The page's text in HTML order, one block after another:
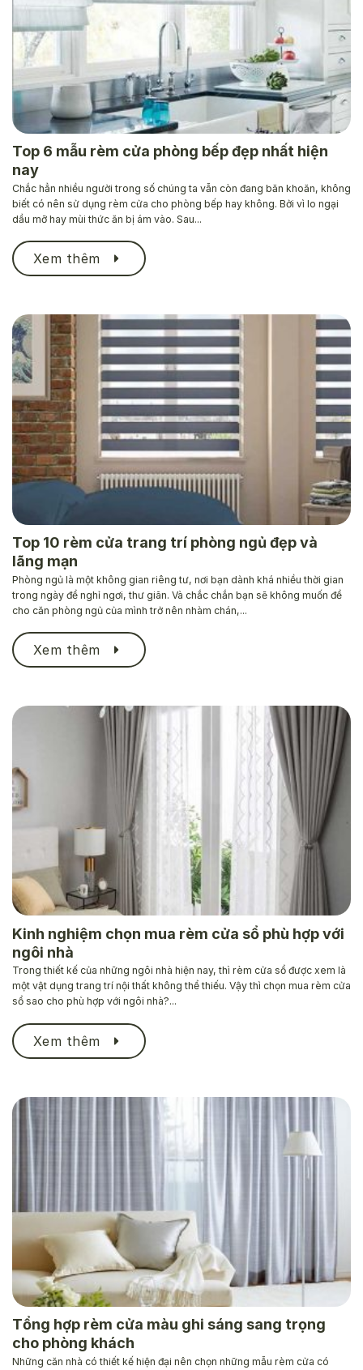
Top 6 mẫu rèm cửa phòng bếp đẹp nhất hiện
nay
Chắc hẳn nhiều người trong số chúng ta vẫn còn đang băn khoăn, không
biết có nên sử dụng rèm cửa cho phòng bếp hay không. Bởi vì lo ngại
dầu mỡ hay mùi thức ăn bị ám vào. Sau...
Xem thêm
Top 10 rèm cửa trang trí phòng ngủ đẹp và
lãng mạn
Phòng ngủ là một không gian riêng tư, nơi bạn dành khá nhiều thời gian
trong ngày để nghỉ ngơi, thư giãn. Và chắc chắn bạn sẽ không muốn để
cho căn phòng ngủ của mình trở nên nhàm chán,...
Xem thêm
Kinh nghiệm chọn mua rèm cửa sổ phù hợp với
ngôi nhà
Trong thiết kế của những ngôi nhà hiện nay, thì rèm cửa sổ được xem là
một vật dụng trang trí nội thất không thể thiếu. Vậy thì chọn mua rèm cửa
sổ sao cho phù hợp với ngôi nhà?...
Xem thêm
Tổng hợp rèm cửa màu ghi sáng sang trọng
cho phòng khách
Những căn nhà có thiết kế hiện đại nên chọn những mẫu rèm cửa có